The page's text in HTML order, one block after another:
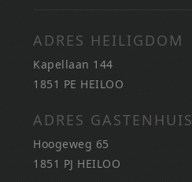
ADRES HEILIGDOM
Kapellaan 144
1851 PE HEILOO
ADRES GASTENHUIS
Hoogeweg 65
1851 PJ HEILOO